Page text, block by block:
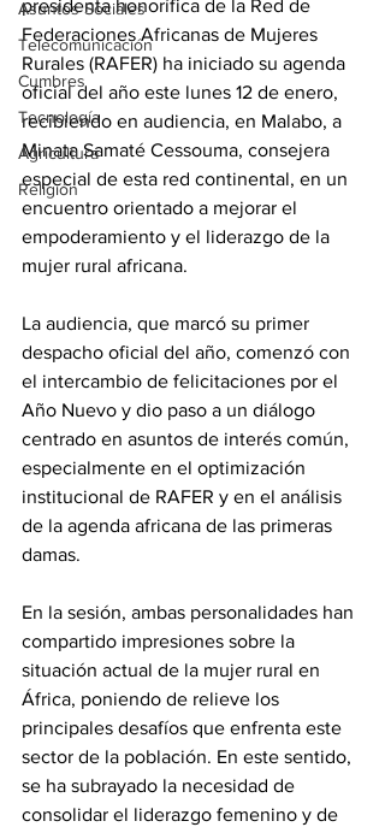
Asuntos Sociales
Telecomunicación
Cumbres
Tecnología
Agricultura
Religión
presidenta honorífica de la Red de
Federaciones Africanas de Mujeres
Rurales (RAFER) ha iniciado su agenda
oficial del año este lunes 12 de enero,
recibiendo en audiencia, en Malabo, a
Minata Samaté Cessouma, consejera
especial de esta red continental, en un
encuentro orientado a mejorar el
empoderamiento y el liderazgo de la
mujer rural africana.
La audiencia, que marcó su primer
despacho oficial del año, comenzó con
el intercambio de felicitaciones por el
Año Nuevo y dio paso a un diálogo
centrado en asuntos de interés común,
especialmente en el optimización
institucional de RAFER y en el análisis
de la agenda africana de las primeras
damas.
En la sesión, ambas personalidades han
compartido impresiones sobre la
situación actual de la mujer rural en
África, poniendo de relieve los
principales desafíos que enfrenta este
sector de la población. En este sentido,
se ha subrayado la necesidad de
consolidar el liderazgo femenino y de